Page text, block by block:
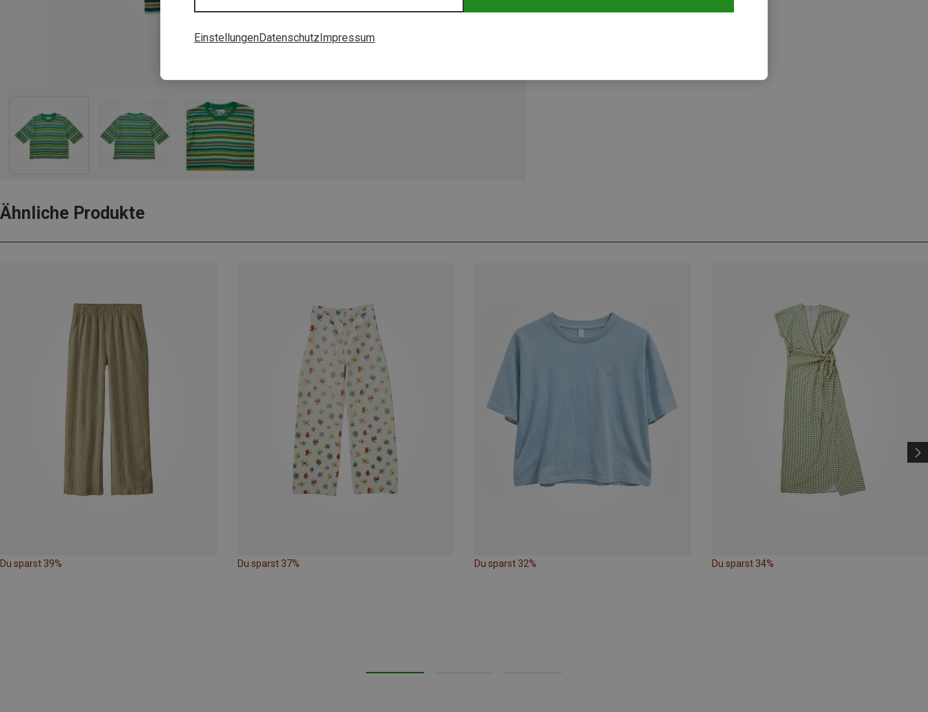
Ähnliche Produkte
Du sparst 39% Du sparst 37% Du sparst 32% Du sparst 34%
EinstellungenDatenschutzImpressum